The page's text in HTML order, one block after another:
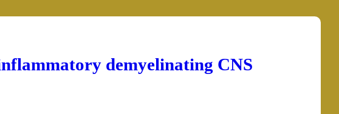
demyelinating CNS